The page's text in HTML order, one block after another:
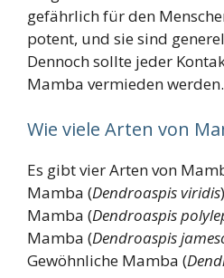
gefährlich für den
potent, und sie sind
Dennoch sollte jeder
Mamba vermieden werden.
Wie viele Arten von
Es gibt vier Arten von
Mamba (Dendroaspis viridis
Mamba (Dendroaspis
Mamba (Dendroaspis
Gewöhnliche Mamba (